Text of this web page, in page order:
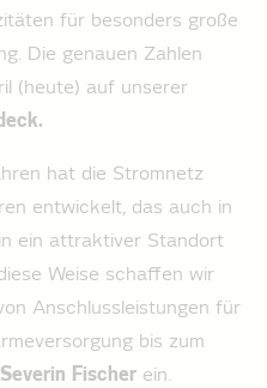
für besonders große
Die genauen Zahlen
(heute) auf unserer
hat die Stromnetz
entwickelt, das auch in
ein attraktiver Standort
Weise schaffen wir
Anschlussleistungen für
bis zum
Fischer ein.